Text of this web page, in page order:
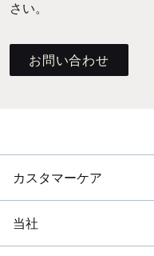
さい。
お問い合わせ
カスタマーケア
当社